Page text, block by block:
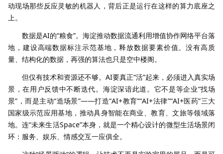
动现场那些反应灵敏的机器人，背后正是运行在这样的算力底座之
上。
数据是AI的“粮食”。海淀推动数据流通利用增值协作网络平台落
地，建设高端数据标注示范基地，释放数据要素价值。没有高质
量、结构化的数据，再强的算法也只是空中楼阁。
但仅有技术和资源还不够。AI要真正“活”起来，必须进入真实场
景，在用户反馈中不断迭代。海淀深谙此道。它不是等企业“找场
景”，而是主动“造场景”——打造“AI+教育”“AI+法律”“AI+医药”三大
国家级示范应用基地，推动具身智能在商业、教育、文旅等领域落
地。连“未来生活Space”本身，就是一个精心设计的微型生活场景闭
环：服务、娱乐、情感交互一应俱全。